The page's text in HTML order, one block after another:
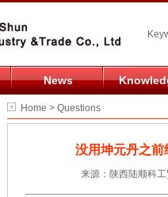
News
Home > Questions
没用坤元丹之
来源：陕西陆顺科